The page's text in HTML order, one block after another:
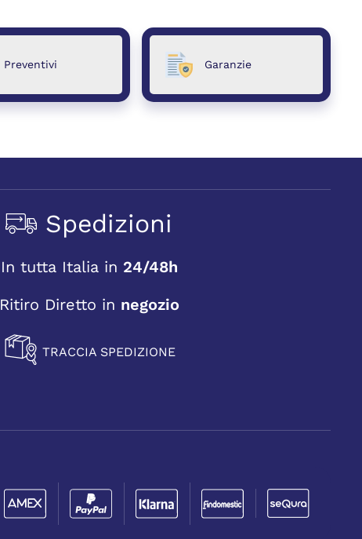
Preventivi Garanzie
Spedizioni
In tutta Italia in 24/48h
Ritiro Diretto in negozio
TRACCIA SPEDIZIONE